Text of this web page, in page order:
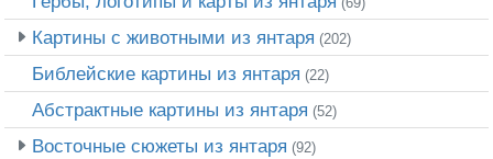
Картины с животными из янтаря (202)
Библейские картины из янтаря (22)
Абстрактные картины из янтаря (52)
Восточные сюжеты из янтаря (92)